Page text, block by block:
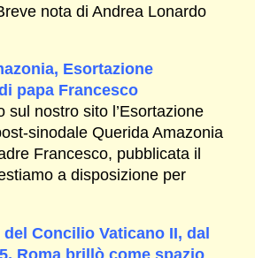
nota di Andrea Lonardo
Esortazione
papa Francesco
sul nostro sito l’Esortazione
sinodale Querida Amazonia
Francesco, pubblicata il
a disposizione per
Concilio Vaticano II, dal
Roma brillò come spazio